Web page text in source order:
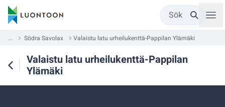
Sök
... Södra Savolax Valaistu latu urheilukenttä-Pappilan Ylämäki
Valaistu latu urheilukenttä-Pappilan
Ylämäki